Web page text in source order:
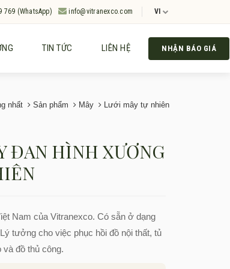
769 (WhatsApp) info@vitranexco.com VI
TIN TỨC LIÊN HỆ NHẬN BÁO GIÁ
nhất Sản phẩm Mây Lưới mây tự nhiên
ĐAN HÌNH XƯƠNG
Nam của Vitranexco. Có sẵn ở dạng
tưởng cho việc phục hồi đồ nội thất, tủ
đồ thủ công.